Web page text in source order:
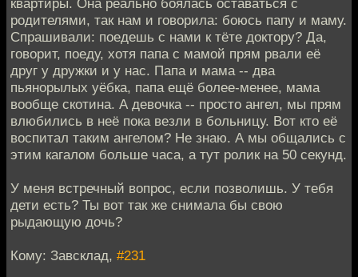
родителями, так нам и говорила: боюсь папу и маму.
Спрашивали: поедешь с нами к тёте доктору? Да,
говорит, поеду, хотя папа с мамой прям рвали её
друг у дружки и у нас. Папа и мама -- два
пьянорылых уёбка, папа ещё более-менее, мама
вообще скотина. А девочка -- просто ангел, мы прям
влюбились в неё пока везли в больницу. Вот кто её
воспитал таким ангелом? Не знаю. А мы общались с
этим кагалом больше часа, а тут ролик на 50 секунд.
У меня встречный вопрос, если позволишь. У тебя
дети есть? Ты вот так же снимала бы свою
рыдающую дочь?
Кому: Завсклад, #231